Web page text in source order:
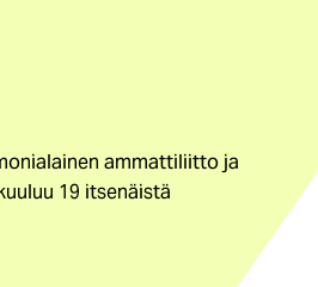
ammattiliitto ja
19 itsenäistä